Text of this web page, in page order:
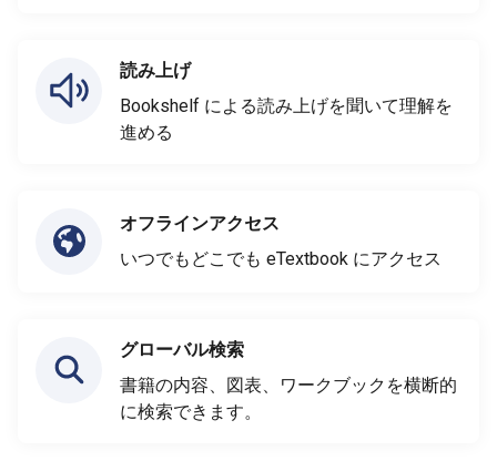
読み上げ
Bookshelf による読み上げを聞いて理解を
進める
オフラインアクセス
いつでもどこでも eTextbook にアクセス
グローバル検索
書籍の内容、図表、ワークブックを横断的
に検索できます。